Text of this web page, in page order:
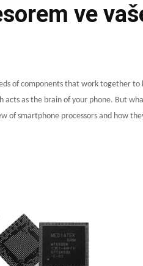
ve
of components that work together to
as the brain of your phone. But
of smartphone processors and how